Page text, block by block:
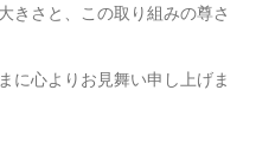
きさと、この取り組みの尊さ
に心よりお見舞い申し上げま